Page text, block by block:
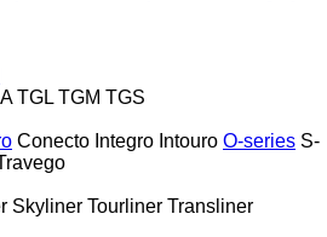
TGL TGM TGS
Conecto Integro Intouro O-series S-
Skyliner Tourliner Transliner